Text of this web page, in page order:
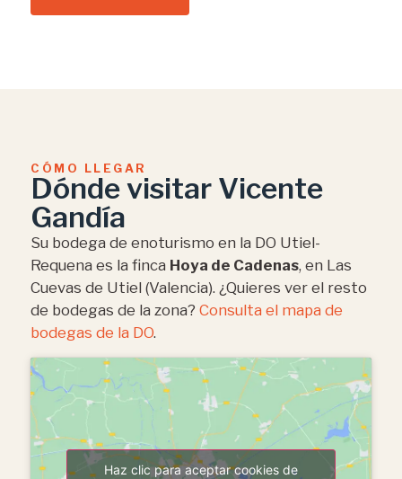
CÓMO LLEGAR
Dónde visitar Vicente
Gandía
Su bodega de enoturismo en la DO Utiel-
Requena es la finca Hoya de Cadenas, en Las
Cuevas de Utiel (Valencia). ¿Quieres ver el resto
de bodegas de la zona? Consulta el mapa de
bodegas de la DO.
Haz clic para aceptar cookies de